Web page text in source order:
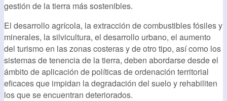
gestión de la tierra más sostenibles.
El desarrollo agrícola, la extracción de combustibles fósiles y
minerales, la silvicultura, el desarrollo urbano, el aumento
del turismo en las zonas costeras y de otro tipo, así como los
sistemas de tenencia de la tierra, deben abordarse desde el
ámbito de aplicación de políticas de ordenación territorial
eficaces que impidan la degradación del suelo y rehabiliten
los que se encuentran deteriorados.